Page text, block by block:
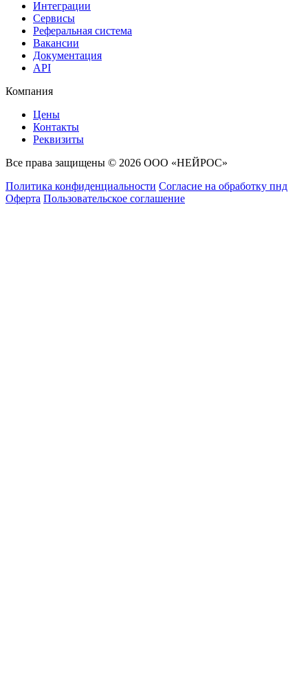
Интеграции
Сервисы
Реферальная система
Вакансии
Документация
API
Компания
Цены
Контакты
Реквизиты
Все права защищены © 2026 ООО «НЕЙРОС»
Политика конфиденциальности Согласие на обработку пнд
Оферта Пользовательское соглашение